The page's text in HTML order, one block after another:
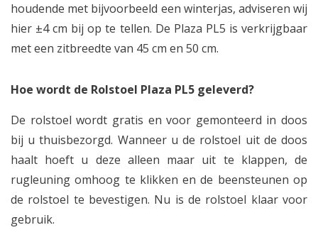
houdende met bijvoorbeeld een winterjas, adviseren wij
hier ±4 cm bij op te tellen. De Plaza PL5 is verkrijgbaar
met een zitbreedte van 45 cm en 50 cm.
Hoe wordt de Rolstoel Plaza PL5 geleverd?
De rolstoel wordt gratis en voor gemonteerd in doos
bij u thuisbezorgd. Wanneer u de rolstoel uit de doos
haalt hoeft u deze alleen maar uit te klappen, de
rugleuning omhoog te klikken en de beensteunen op
de rolstoel te bevestigen. Nu is de rolstoel klaar voor
gebruik.